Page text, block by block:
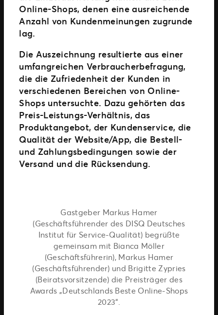
Online-Shops, denen eine ausreichende
Anzahl von Kundenmeinungen zugrunde
lag.
Die Auszeichnung resultierte aus einer
umfangreichen Verbraucherbefragung,
die die Zufriedenheit der Kunden in
verschiedenen Bereichen von Online-
Shops untersuchte. Dazu gehörten das
Preis-Leistungs-Verhältnis, das
Produktangebot, der Kundenservice, die
Qualität der Website/App, die Bestell-
und Zahlungsbedingungen sowie der
Versand und die Rücksendung.
Gastgeber Markus Hamer
(Geschäftsführender des DISQ Deutsches
Institut für Service-Qualität) begrüßte
gemeinsam mit Bianca Möller
(Geschäftsführerin), Markus Hamer
(Geschäftsführender) und Brigitte Zypries
(Beiratsvorsitzende) die Preisträger des
Awards „Deutschlands Beste Online-Shops
2023“.